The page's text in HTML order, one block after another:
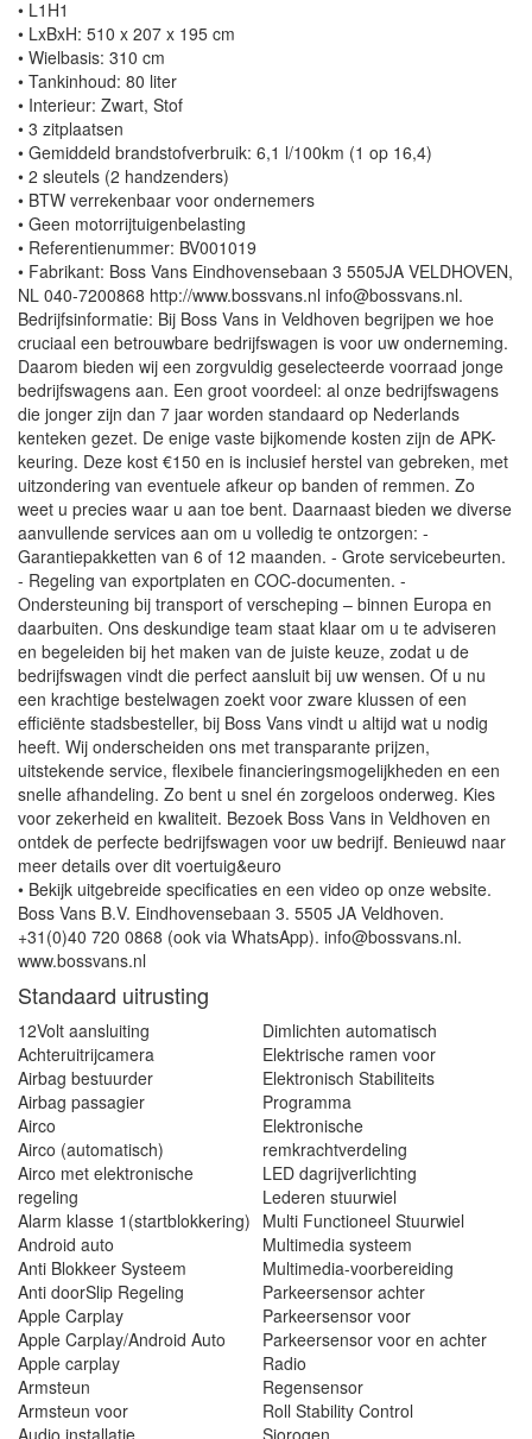
• L1H1
• LxBxH: 510 x 207 x 195 cm
• Wielbasis: 310 cm
• Tankinhoud: 80 liter
• Interieur: Zwart, Stof
• 3 zitplaatsen
• Gemiddeld brandstofverbruik: 6,1 l/100km (1 op 16,4)
• 2 sleutels (2 handzenders)
• BTW verrekenbaar voor ondernemers
• Geen motorrijtuigenbelasting
• Referentienummer: BV001019
• Fabrikant: Boss Vans Eindhovensebaan 3 5505JA VELDHOVEN,
NL 040-7200868 http://www.bossvans.nl info@bossvans.nl.
Bedrijfsinformatie: Bij Boss Vans in Veldhoven begrijpen we hoe
cruciaal een betrouwbare bedrijfswagen is voor uw onderneming.
Daarom bieden wij een zorgvuldig geselecteerde voorraad jonge
bedrijfswagens aan. Een groot voordeel: al onze bedrijfswagens
die jonger zijn dan 7 jaar worden standaard op Nederlands
kenteken gezet. De enige vaste bijkomende kosten zijn de APK-
keuring. Deze kost €150 en is inclusief herstel van gebreken, met
uitzondering van eventuele afkeur op banden of remmen. Zo
weet u precies waar u aan toe bent. Daarnaast bieden we diverse
aanvullende services aan om u volledig te ontzorgen: -
Garantiepakketten van 6 of 12 maanden. - Grote servicebeurten.
- Regeling van exportplaten en COC-documenten. -
Ondersteuning bij transport of verscheping – binnen Europa en
daarbuiten. Ons deskundige team staat klaar om u te adviseren
en begeleiden bij het maken van de juiste keuze, zodat u de
bedrijfswagen vindt die perfect aansluit bij uw wensen. Of u nu
een krachtige bestelwagen zoekt voor zware klussen of een
efficiënte stadsbesteller, bij Boss Vans vindt u altijd wat u nodig
heeft. Wij onderscheiden ons met transparante prijzen,
uitstekende service, flexibele financieringsmogelijkheden en een
snelle afhandeling. Zo bent u snel én zorgeloos onderweg. Kies
voor zekerheid en kwaliteit. Bezoek Boss Vans in Veldhoven en
ontdek de perfecte bedrijfswagen voor uw bedrijf. Benieuwd naar
meer details over dit voertuig&euro
• Bekijk uitgebreide specificaties en een video op onze website.
Boss Vans B.V. Eindhovensebaan 3. 5505 JA Veldhoven.
+31(0)40 720 0868 (ook via WhatsApp). info@bossvans.nl.
www.bossvans.nl
Standaard uitrusting
12Volt aansluiting
Achteruitrijcamera
Airbag bestuurder
Airbag passagier
Airco
Airco (automatisch)
Airco met elektronische
regeling
Alarm klasse 1(startblokkering)
Android auto
Anti Blokkeer Systeem
Anti doorSlip Regeling
Apple Carplay
Apple Carplay/Android Auto
Apple carplay
Armsteun
Armsteun voor
Dimlichten automatisch
Elektrische ramen voor
Elektronisch Stabiliteits
Programma
Elektronische
remkrachtverdeling
LED dagrijverlichting
Lederen stuurwiel
Multi Functioneel Stuurwiel
Multimedia systeem
Multimedia-voorbereiding
Parkeersensor achter
Parkeersensor voor
Parkeersensor voor en achter
Radio
Regensensor
Roll Stability Control